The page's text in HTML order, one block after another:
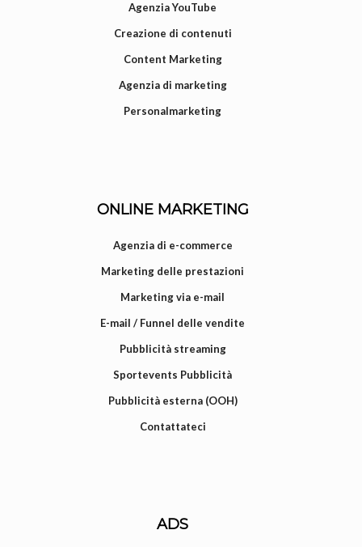
Agenzia YouTube
Creazione di contenuti
Content Marketing
Agenzia di marketing
Personalmarketing
ONLINE MARKETING
Agenzia di e-commerce
Marketing delle prestazioni
Marketing via e-mail
E-mail / Funnel delle vendite
Pubblicità streaming
Sportevents Pubblicità
Pubblicità esterna (OOH)
Contattateci
ADS